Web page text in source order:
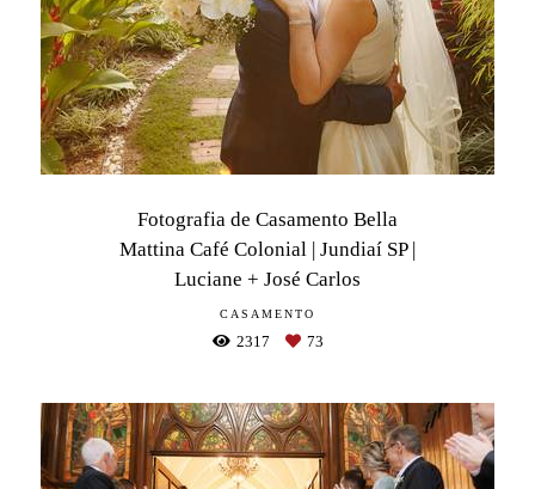
Fotografia de Casamento Bella
Mattina Café Colonial | Jundiaí SP |
Luciane + José Carlos
CASAMENTO
2317 73